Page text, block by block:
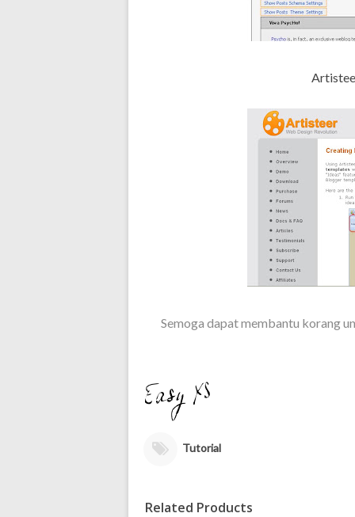
Semoga dapat membantu korang
Tutorial
Related Products